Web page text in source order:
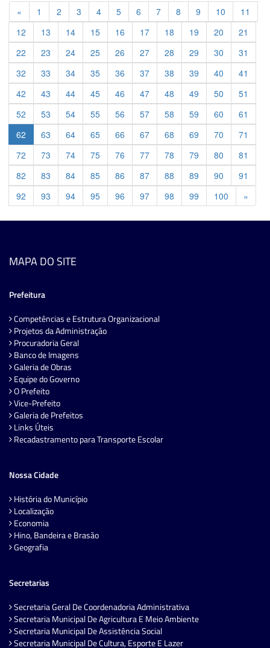
« Previous
1 2 3 4 5 6 7 8 9 10
11
12
13 14 15 16 17 18 19 20
21
22
23 24 25 26 27 28 29 30
31
32
33 34 35 36 37 38 39 40
41
42
43 44 45 46 47 48 49 50
51
52
53 54 55 56 57 58 59 60
61
62
63 64 65 66 67 68 69 70
71
72
73 74 75 76 77 78 79 80
81
82
83 84 85 86 87 88 89 90
91
92
93 94 95 96 97 98 99 100 »
MAPA DO SITE
Prefeitura
Competências e Estrutura Organizacional
Projetos da Administração
Procuradoria Geral
Banco de Imagens
Galeria de Obras
Equipe do Governo
O Prefeito
Vice-Prefeito
Galeria de Prefeitos
Links Úteis
Recadastramento para Transporte Escolar
Nossa Cidade
História do Município
Localização
Economia
Hino, Bandeira e Brasão
Geografia
Secretarias
Secretaria Geral De Coordenadoria Administrativa
Secretaria Municipal De Agricultura E Meio Ambiente
Secretaria Municipal De Assistência Social
Secretaria Municipal De Cultura, Esporte E Lazer